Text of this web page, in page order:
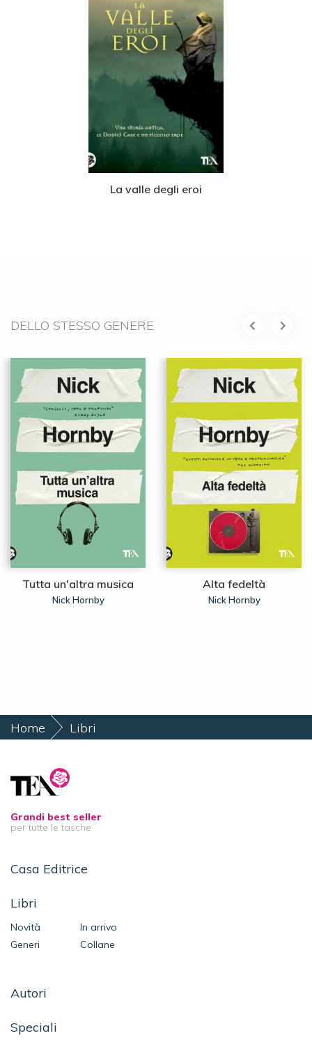
La valle degli eroi
DELLO STESSO GENERE
Tutta un'altra musica
Nick Hornby
Alta fedeltà
Nick Hornby
Home
Libri
Grandi best seller
per tutte le tasche
Casa Editrice
Libri
Novità
In arrivo
Generi
Collane
Autori
Speciali